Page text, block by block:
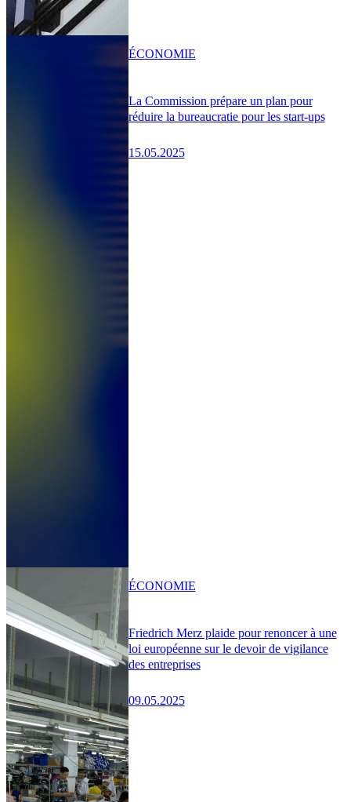
La Commission prépare un plan pour
réduire la bureaucratie pour les start-ups
15.05.2025
ÉCONOMIE
Friedrich Merz plaide pour renoncer à une
loi européenne sur le devoir de vigilance
des entreprises
09.05.2025
ÉCONOMIE